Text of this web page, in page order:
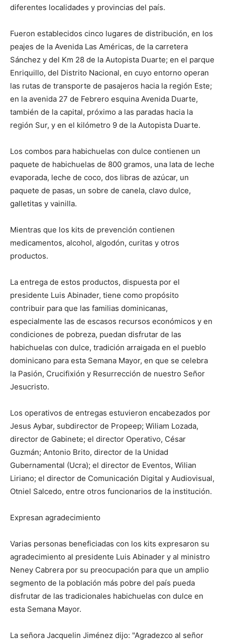
diferentes localidades y provincias del país.
Fueron establecidos cinco lugares de distribución, en los
peajes de la Avenida Las Américas, de la carretera
Sánchez y del Km 28 de la Autopista Duarte; en el parque
Enriquillo, del Distrito Nacional, en cuyo entorno operan
las rutas de transporte de pasajeros hacia la región Este;
en la avenida 27 de Febrero esquina Avenida Duarte,
también de la capital, próximo a las paradas hacia la
región Sur, y en el kilómetro 9 de la Autopista Duarte.
Los combos para habichuelas con dulce contienen un
paquete de habichuelas de 800 gramos, una lata de leche
evaporada, leche de coco, dos libras de azúcar, un
paquete de pasas, un sobre de canela, clavo dulce,
galletitas y vainilla.
Mientras que los kits de prevención contienen
medicamentos, alcohol, algodón, curitas y otros
productos.
La entrega de estos productos, dispuesta por el
presidente Luis Abinader, tiene como propósito
contribuir para que las familias dominicanas,
especialmente las de escasos recursos económicos y en
condiciones de pobreza, puedan disfrutar de las
habichuelas con dulce, tradición arraigada en el pueblo
dominicano para esta Semana Mayor, en que se celebra
la Pasión, Crucifixión y Resurrección de nuestro Señor
Jesucristo.
Los operativos de entregas estuvieron encabezados por
Jesus Aybar, subdirector de Propeep; Wiliam Lozada,
director de Gabinete; el director Operativo, César
Guzmán; Antonio Brito, director de la Unidad
Gubernamental (Ucra); el director de Eventos, Wilian
Liriano; el director de Comunicación Digital y Audiovisual,
Otniel Salcedo, entre otros funcionarios de la institución.
Expresan agradecimiento
Varias personas beneficiadas con los kits expresaron su
agradecimiento al presidente Luis Abinader y al ministro
Neney Cabrera por su preocupación para que un amplio
segmento de la población más pobre del país pueda
disfrutar de las tradicionales habichuelas con dulce en
esta Semana Mayor.
La señora Jacquelin Jiménez dijo: "Agradezco al señor